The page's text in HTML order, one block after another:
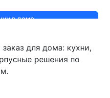
для дома: кухни,
решения по